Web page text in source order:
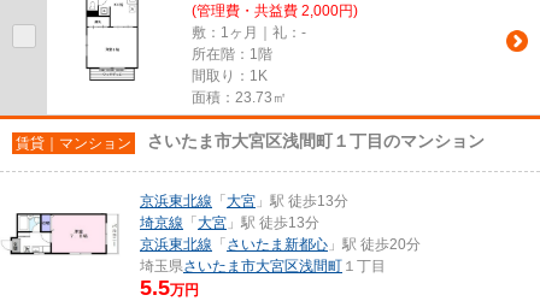
(管理費・共益費 2,000円)
敷：1ヶ月｜礼：-
所在階：1階
間取り：1K
面積：23.73㎡
賃貸｜マンション さいたま市大宮区浅間町１丁目のマンション
京浜東北線 「 大宮 」駅 徒歩13分
埼京線 「 大宮 」駅 徒歩13分
京浜東北線 「 さいたま新都心 」駅 徒歩20分
埼玉県さいたま市大宮区浅間町 １丁目
5.5万円